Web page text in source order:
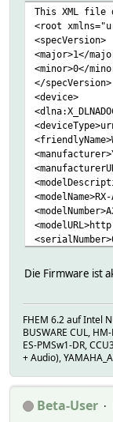
This XML file
<root
<specVersion>
<major>1</
<minor>0</
</specVersion>
<device>
<iconList>
<icon>
<height>48</
<depth>24</
<url>/Icons/
</icon>
<icon>
<width>120</
Die Firmware ist
FHEM 6.2 auf Intel
BUSWARE CUL,
ES-PMSw1-DR,
+ Audio),
Beta-User